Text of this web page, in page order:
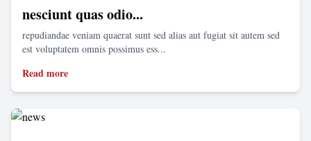
nesciunt quas odio...
repudiandae veniam quaerat sunt sed alias aut fugiat sit autem sed
est voluptatem omnis possimus ess...
Read more